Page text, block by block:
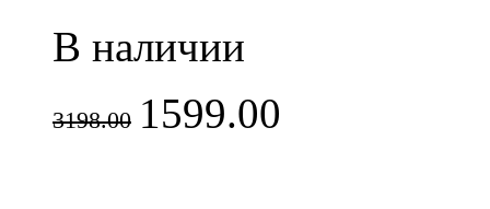
В наличии
3198.00 1599.00